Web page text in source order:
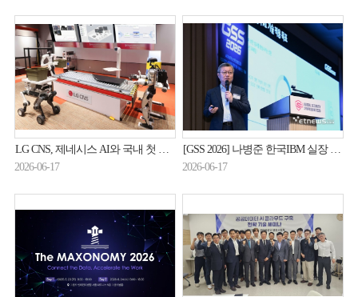
LG CNS, 제네시스 AI와 국내 첫 전략제휴…RX 생태계 '손끝'까지 확장
2026-06-17
[GSS 2026] 나병준 한국IBM 실장 “AI 보안 위협, 신뢰 가능한 자동화로 대응해야”
2026-06-17